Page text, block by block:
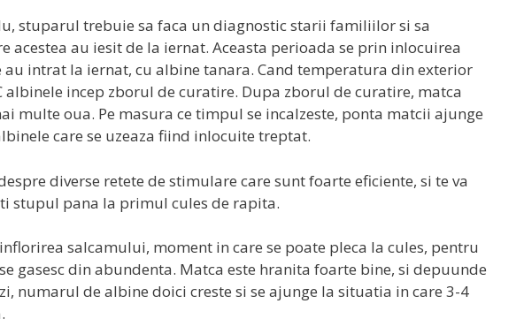
stuparul trebuie sa faca un diagnostic starii familiilor si sa
acestea au iesit de la iernat. Aceasta perioada se prin inlocuirea
intrat la iernat, cu albine tanara. Cand temperatura din exterior
albinele incep zborul de curatire. Dupa zborul de curatire, matca
multe oua. Pe masura ce timpul se incalzeste, ponta matcii ajunge
care se uzeaza fiind inlocuite treptat.
diverse retete de stimulare care sunt foarte eficiente, si te va
stupul pana la primul cules de rapita.
salcamului, moment in care se poate pleca la cules, pentru
gasesc din abundenta. Matca este hranita foarte bine, si depuunde
numarul de albine doici creste si se ajunge la situatia in care 3-4